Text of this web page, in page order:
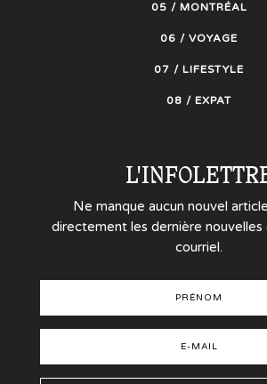
05 / MONTRÉAL
06 / VOYAGE
07 / LIFESTYLE
08 / EXPAT
Ne manque aucun nouvel
directement les dernière nouvelles
courriel.